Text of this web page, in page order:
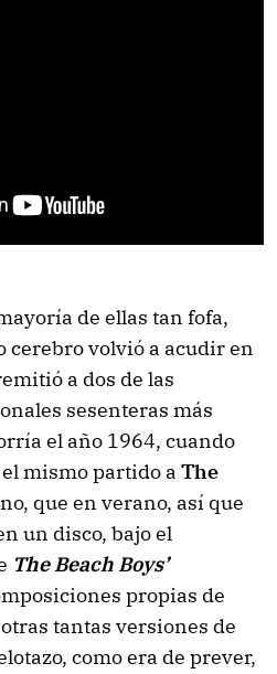
de ellas tan fofa,
cerebro volvió a acudir en
a dos de las
sesenteras más
el año 1964, cuando
mismo partido a The
que en verano, así que
un disco, bajo el
The Beach Boys’
propias de
tantas versiones de
como era de prever,